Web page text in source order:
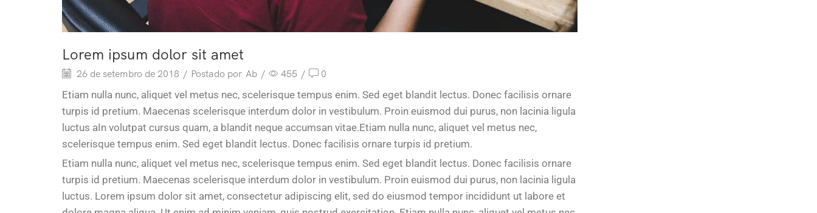
Lorem ipsum dolor sit amet
26 de setembro de 2018 / Postado por Ab / 455 /
0
Etiam nulla nunc, aliquet vel metus nec, scelerisque tempus enim. Sed eget blandit lectus. Donec facilisis ornare
turpis id pretium. Maecenas scelerisque interdum dolor in vestibulum. Proin euismod dui purus, non lacinia ligula
luctus aIn volutpat cursus quam, a blandit neque accumsan vitae.Etiam nulla nunc, aliquet vel metus nec,
scelerisque tempus enim. Sed eget blandit lectus. Donec facilisis ornare turpis id pretium.
Etiam nulla nunc, aliquet vel metus nec, scelerisque tempus enim. Sed eget blandit lectus. Donec facilisis ornare
turpis id pretium. Maecenas scelerisque interdum dolor in vestibulum. Proin euismod dui purus, non lacinia ligula
luctus. Lorem ipsum dolor sit amet, consectetur adipiscing elit, sed do eiusmod tempor incididunt ut labore et